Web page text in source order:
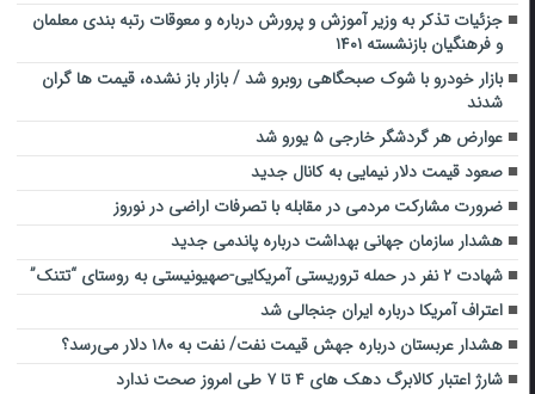
جزئیات تذکر به وزیر آموزش و پرورش درباره و معوقات رتبه بندی معلمان
و فرهنگیان بازنشسته ۱۴۰۱
بازار خودرو با شوک صبحگاهی روبرو شد / بازار باز نشده، قیمت ها گران
شدند
عوارض هر گردشگر خارجی ۵ یورو شد
صعود قیمت دلار نیمایی به کانال جدید
ضرورت مشارکت مردمی در مقابله با تصرفات اراضی در نوروز
هشدار سازمان جهانی بهداشت درباره پاندمی جدید
شهادت ۲ نفر در حمله تروریستی آمریکایی-صهیونیستی به روستای “تتنک”
اعتراف آمریکا درباره ایران جنجالی شد
هشدار عربستان درباره جهش قیمت نفت/ نفت به ۱۸۰ دلار می‌رسد؟
شارژ اعتبار کالابرگ دهک های ۴ تا ۷ طی امروز صحت ندارد